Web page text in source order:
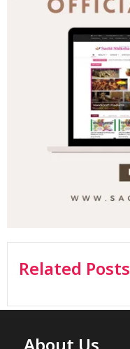
Related Posts